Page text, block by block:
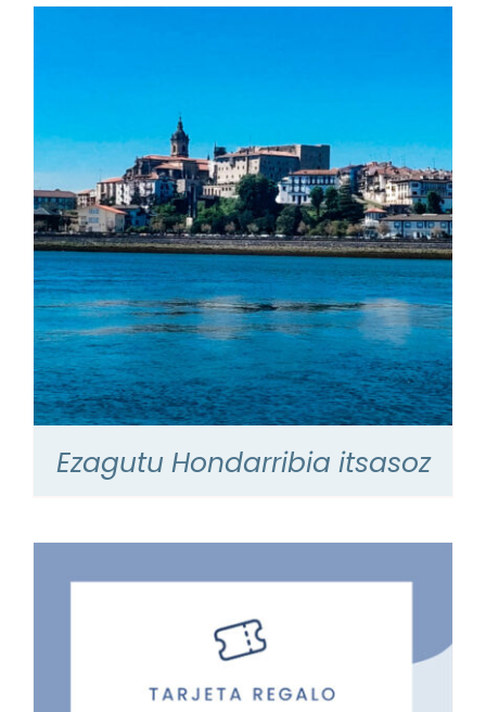
Ezagutu Hondarribia itsasoz